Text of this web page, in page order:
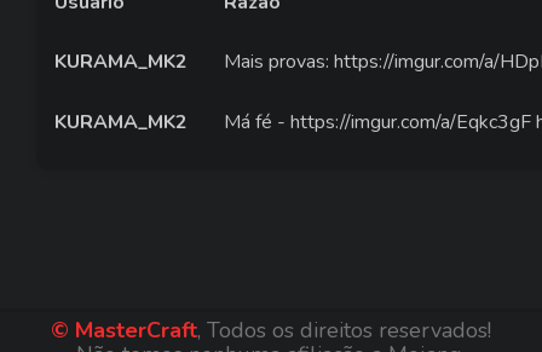
KURAMA_MK2 Mais provas: https://imgur.com/a/
KURAMA_MK2 Má fé - https://imgur.com/a/
© MasterCraft, Todos os direitos reservados!